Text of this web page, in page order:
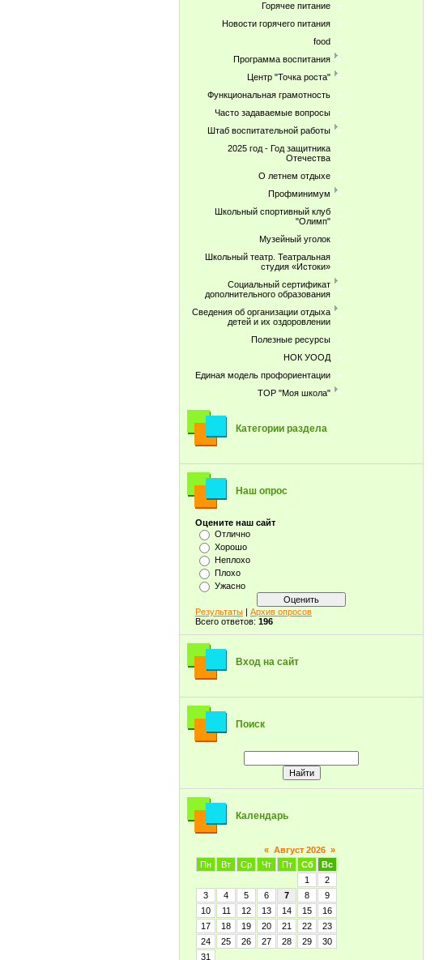
Горячее питание
Новости горячего питания
food
Программа воспитания
Центр "Точка роста"
Функциональная грамотность
Часто задаваемые вопросы
Штаб воспитательной работы
2025 год - Год защитника
Отечества
О летнем отдыхе
Профминимум
Школьный спортивный клуб
"Олимп"
Музейный уголок
Школьный театр. Театральная
студия «Истоки»
Социальный сертификат
дополнительного образования
Сведения об организации отдыха
детей и их оздоровлении
Полезные ресурсы
НОК УООД
Единая модель профориентации
ТОР "Моя школа"
Категории раздела
Наш опрос
Оцените наш сайт
Отлично
Хорошо
Неплохо
Плохо
Ужасно
Результаты | Архив опросов
Всего ответов: 196
Вход на сайт
Поиск
Календарь
« Август 2026 »
Пн
Вт Ср Чт Пт Сб
Вс
1
2
3
4 5 6 7 8
9
10
11 12 13 14 15
16
17
18 19 20 21 22
23
24
25 26 27 28 29
30
31